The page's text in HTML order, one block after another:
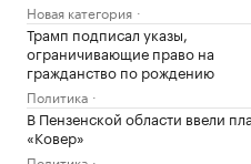
Новая категория
Трамп подписал указы,
ограничивающие право на
гражданство по рождению
Политика
В Пензенской области ввели
«Ковер»